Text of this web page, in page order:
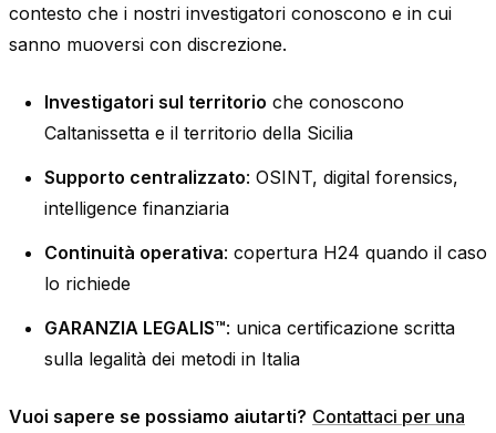
contesto che i nostri investigatori conoscono e in cui
sanno muoversi con discrezione.
Investigatori sul territorio che conoscono
Caltanissetta e il territorio della Sicilia
Supporto centralizzato: OSINT, digital forensics,
intelligence finanziaria
Continuità operativa: copertura H24 quando il caso
lo richiede
GARANZIA LEGALIS™: unica certificazione scritta
sulla legalità dei metodi in Italia
Vuoi sapere se possiamo aiutarti? Contattaci per una